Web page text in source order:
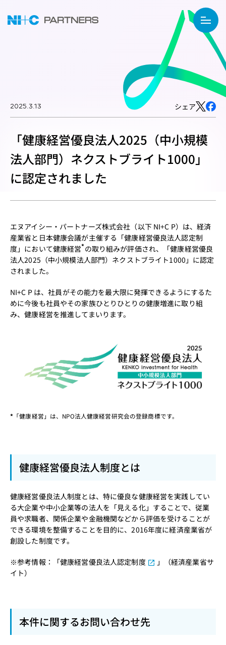
2025.3.13 シェア
「健康経営優良法人2025（中小規模
法人部門）ネクストブライト1000」
に認定されました
エヌアイシー・パートナーズ株式会社（以下 NI+C P）は、経済
産業省と日本健康会議が主催する「健康経営優良法人認定制
度」において健康経営*の取り組みが評価され、「健康経営優良
法人2025（中小規模法人部門）ネクストブライト1000」に認定
されました。
NI+C P は、社員がその能力を最大限に発揮できるようにするた
めに今後も社員やその家族ひとりひとりの健康増進に取り組
み、健康経営を推進してまいります。
* 「健康経営」は、NPO法人健康経営研究会の登録商標です。
健康経営優良法人制度とは
健康経営優良法人制度とは、特に優良な健康経営を実践してい
る大企業や中小企業等の法人を「見える化」することで、従業
員や求職者、関係企業や金融機関などから評価を受けることが
できる環境を整備することを目的に、2016年度に経済産業省が
創設した制度です。
※参考情報：「健康経営優良法人認定制度
」（経済産業省サ
イト）
本件に関するお問い合わせ先